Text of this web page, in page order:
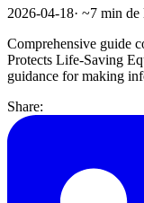
2026-04-18· ~7 min de
Comprehensive guide
Protects Life-Saving
guidance for making
Share: